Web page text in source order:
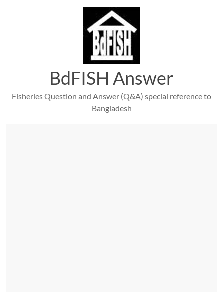
BdFISH Answer
Fisheries Question and Answer (Q&A) special reference to
Bangladesh